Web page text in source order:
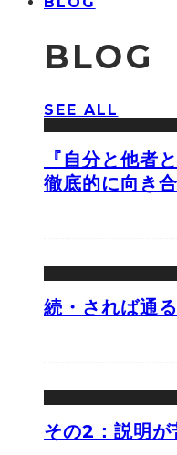
BLOG
SEE ALL
『自分と他者
徹底的に向き
続・されば通
その2：説明